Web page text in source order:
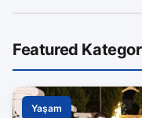
Featured
Yaşam